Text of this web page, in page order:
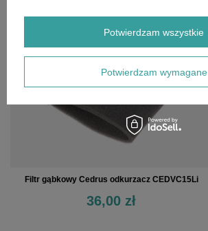
Filtr gąbkowy Cedrus odkurzacz CEDVC15Li
36,00 zł
Potwierdzam wymagane
Potwierdzam wszystkie